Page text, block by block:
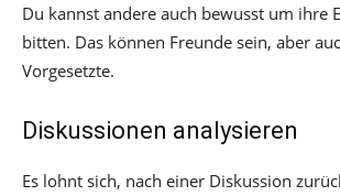
Du kannst andere auch bewusst um ihre
bitten. Das können Freunde sein, aber
Vorgesetzte.
Diskussionen analysieren
Es lohnt sich, nach einer Diskussion